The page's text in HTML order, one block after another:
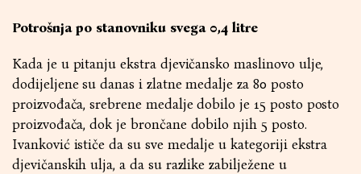
Potrošnja po stanovniku svega 0,4 litre
Kada je u pitanju ekstra djevičansko maslinovo ulje,
dodijeljene su danas i zlatne medalje za 80 posto
proizvođača, srebrene medalje dobilo je 15 posto posto
proizvođača, dok je brončane dobilo njih 5 posto.
Ivanković ističe da su sve medalje u kategoriji ekstra
djevičanskih ulja, a da su razlike zabilježene u